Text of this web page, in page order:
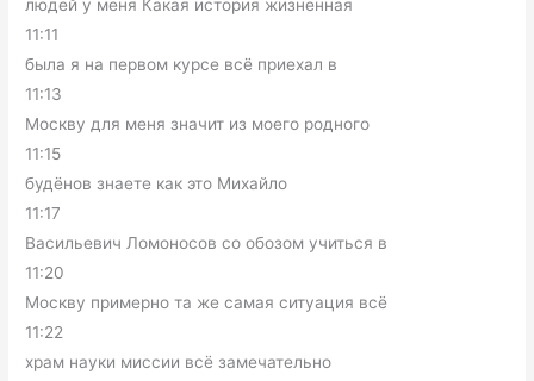
людей у меня Какая история жизненная
11:11
была я на первом курсе всё приехал в
11:13
Москву для меня значит из моего родного
11:15
будёнов знаете как это Михайло
11:17
Васильевич Ломоносов со обозом учиться в
11:20
Москву примерно та же самая ситуация всё
11:22
храм науки миссии всё замечательно